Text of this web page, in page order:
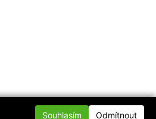
Souhlasím Odmítnout